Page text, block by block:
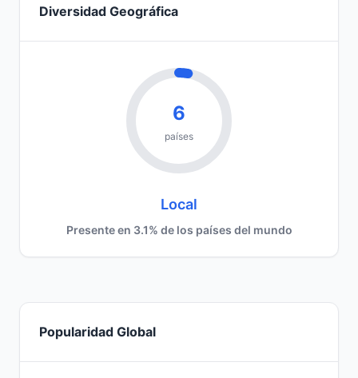
Diversidad Geográfica
6
países
Local
Presente en 3.1% de los países del mundo
Popularidad Global